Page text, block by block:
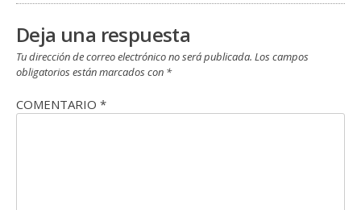
Deja una respuesta
Tu dirección de correo electrónico no será publicada. Los campos
obligatorios están marcados con *
COMENTARIO *